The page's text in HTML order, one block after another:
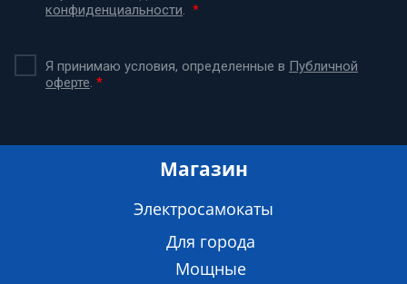
конфиденциальности. *
Я принимаю условия, определенные в Публичной
оферте. *
Магазин
Электросамокаты
Для города
Мощные